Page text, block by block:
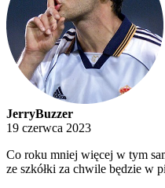
JerryBuzzer
19 czerwca 2023
Co roku mniej więcej w tym
ze szkółki za chwile będzie w